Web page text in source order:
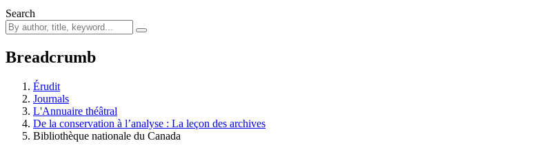
Search
Breadcrumb
Érudit
Journals
L'Annuaire théâtral
De la conservation à l’analyse : La leçon des archives
Bibliothèque nationale du Canada